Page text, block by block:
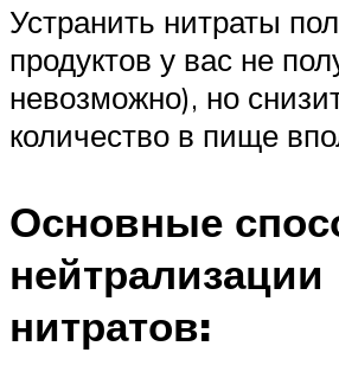
Устранить нитраты
продуктов у вас не
невозможно), но
количество в пище
Основные
нейтрализации
нитратов: